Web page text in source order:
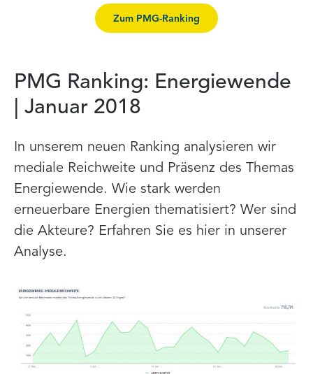
Zum PMG-Ranking
PMG Ranking: Energiewende
| Januar 2018
In unserem neuen Ranking analysieren wir
mediale Reichweite und Präsenz des Themas
Energiewende. Wie stark werden
erneuerbare Energien thematisiert? Wer sind
die Akteure? Erfahren Sie es hier in unserer
Analyse.